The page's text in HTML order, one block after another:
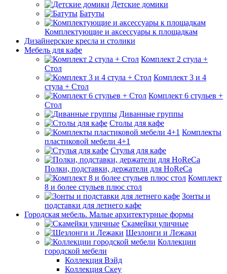
Детские домики
Батуты
Комплектующие и аксессуары к площадкам
Дизайнерские кресла и столики
Мебель для кафе
Комплект 2 стула +
Стол
Комплект 3 и 4
стула + Стол
Комплект 6 стульев +
Стол
Диванные группы
Столы для кафе
Комплекты
пластиковой мебели 4+1
Стулья для кафе
Полки, подставки, держатели для HoReCa
Комплект
8 и более стульев плюс стол
Зонты и
подставки для летнего кафе
Городская мебель. Малые архитектурные формы
Скамейки уличные
Шезлонги и Лежаки
Коллекции
городской мебели
Коллекция Вэйд
Коллекция Скеу